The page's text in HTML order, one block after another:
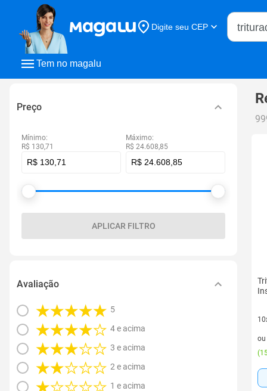
Tem no magalu
Digite seu CEP
Buscar
Preço
Mínimo:
R$ 130,71
Máximo:
R$ 24.608,85
APLICAR FILTRO
Avaliação
5
4 e acima
3 e acima
2 e acima
1 e acima
ou
(